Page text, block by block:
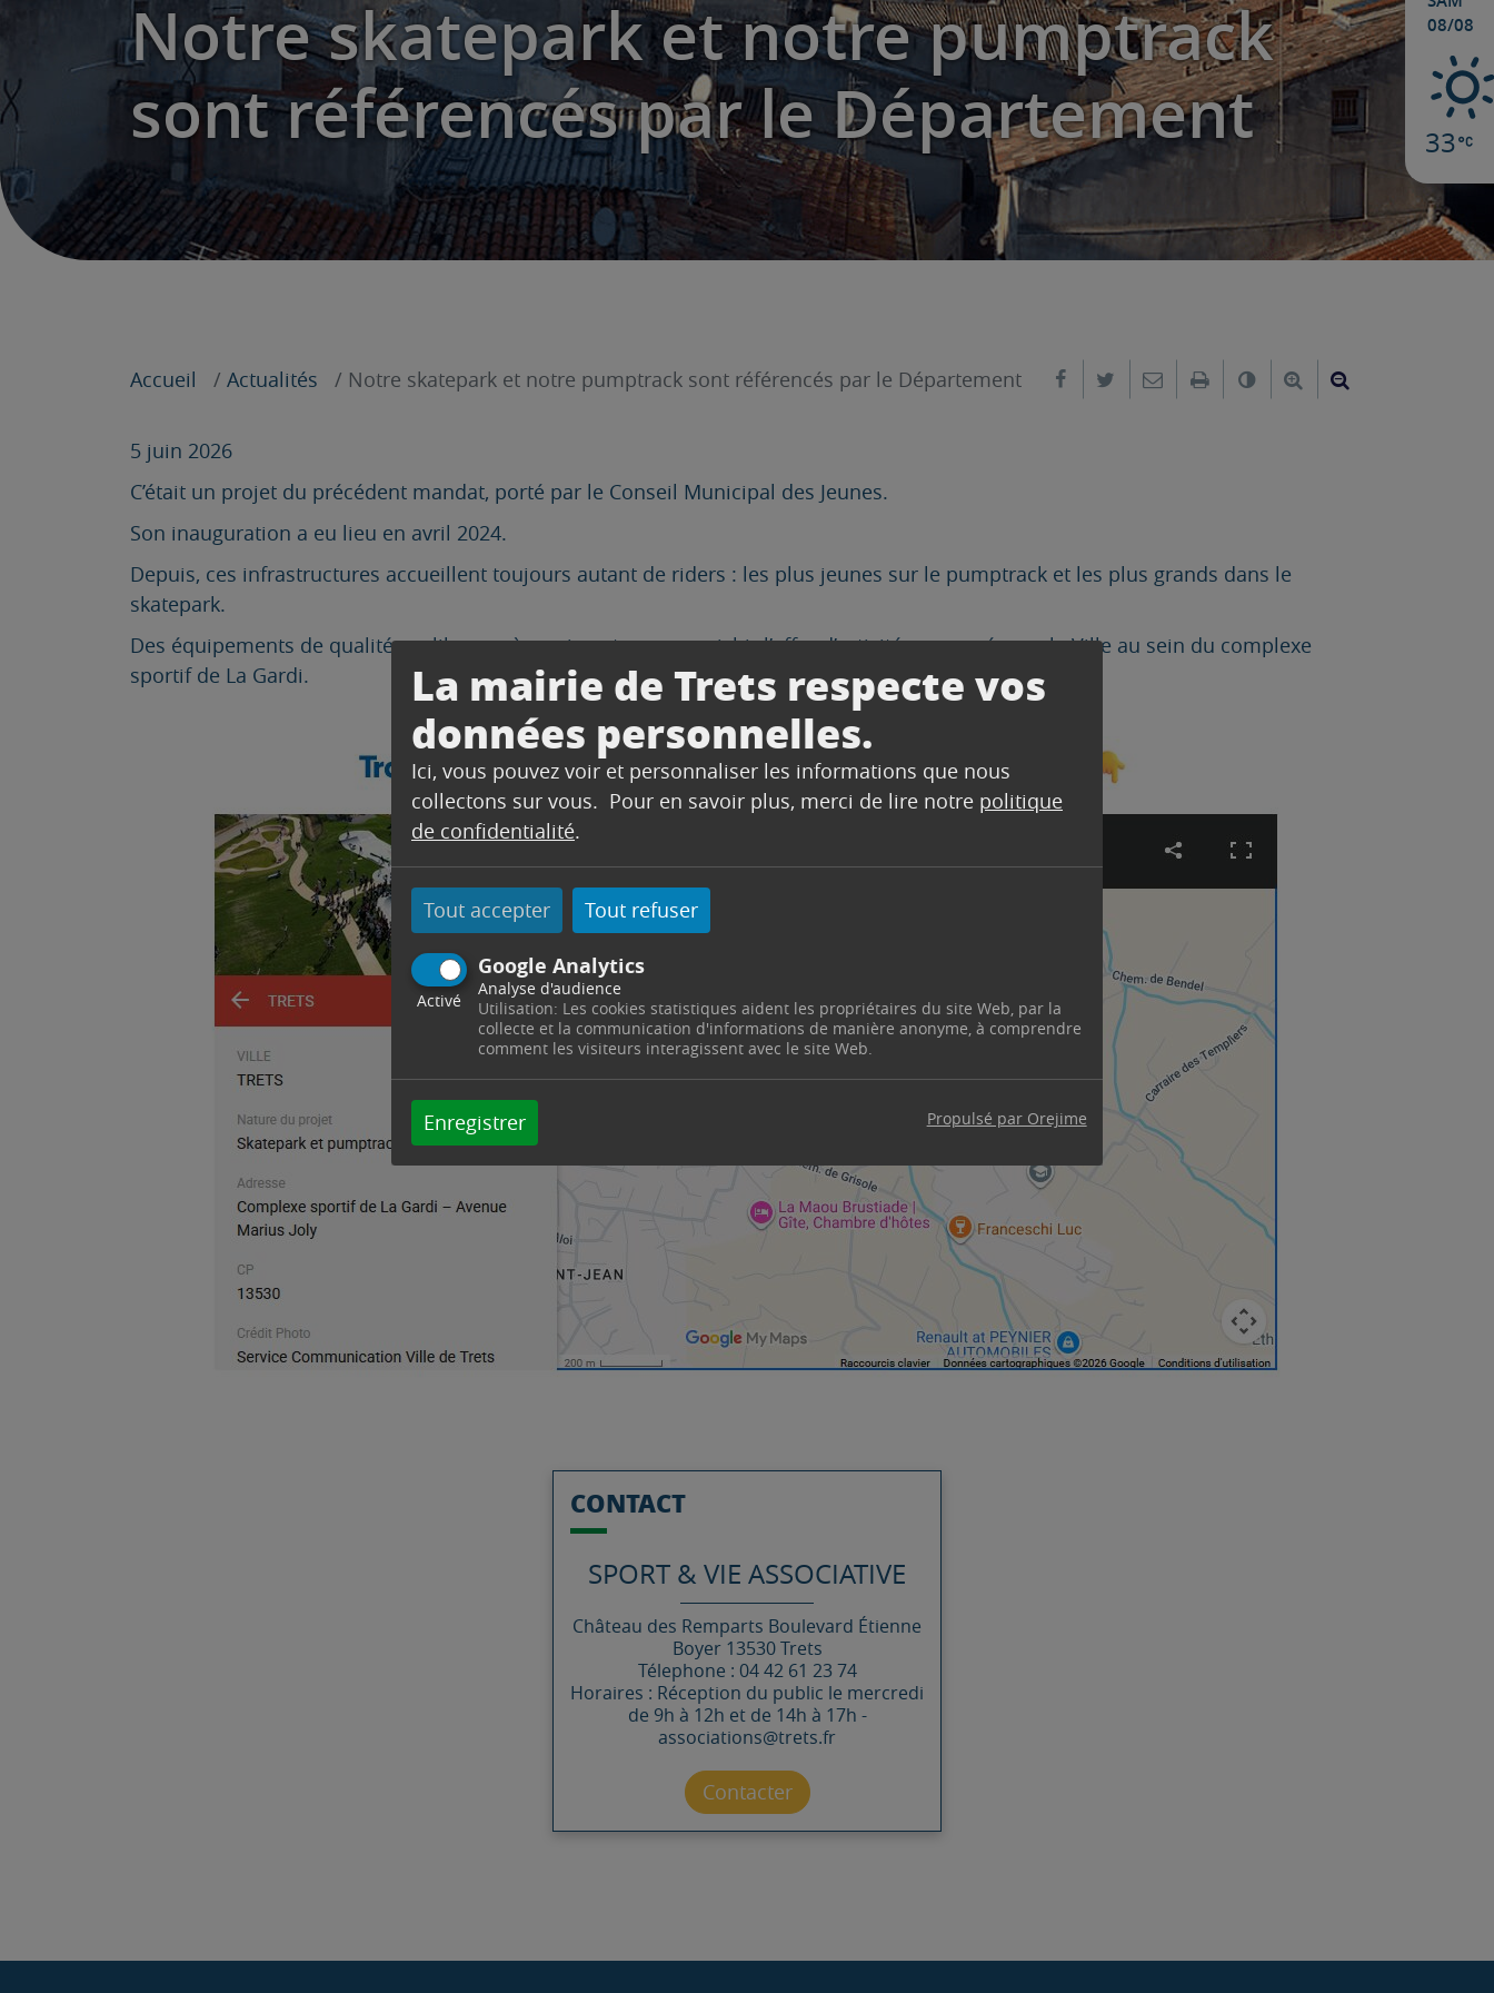
La mairie de Trets respecte vos
données personnelles.
Ici, vous pouvez voir et personnaliser les informations que nous
collectons sur vous. Pour en savoir plus, merci de lire notre politique
de confidentialité.
Tout accepter Tout refuser
Google Analytics
Activé
Analyse d'audience
Utilisation: Les cookies statistiques aident les propriétaires du site Web, par la
collecte et la communication d'informations de manière anonyme, à comprendre
comment les visiteurs interagissent avec le site Web.
Enregistrer Propulsé par Orejime
08/08
33
Notre skatepark et notre pumptrack
sont référencés par le Département
Accueil Actualités Notre skatepark et notre pumptrack sont référencés par le Département Partager sur Facebook
Partager sur Twitter
Envoyer par e-mail
ImprimerChanger le contraste
Agrandir le texte
5 juin 2026
C’était un projet du précédent mandat, porté par le Conseil Municipal des Jeunes.
Son inauguration a eu lieu en avril 2024.
Depuis, ces infrastructures accueillent toujours autant de riders : les plus jeunes sur le pumptrack et les plus grands dans le
skatepark.
Des équipements de qualité, en libre accès, qui sont venus enrichir l’offre d’activités proposée par la Ville au sein du complexe
sportif de La Gardi.
CONTACT
SPORT & VIE ASSOCIATIVE
Château des Remparts Boulevard Étienne
Boyer 13530 Trets
Télephone : 04 42 61 23 74
Horaires : Réception du public le mercredi
de 9h à 12h et de 14h à 17h -
associations@trets.fr
Contacter par mail
Contacter